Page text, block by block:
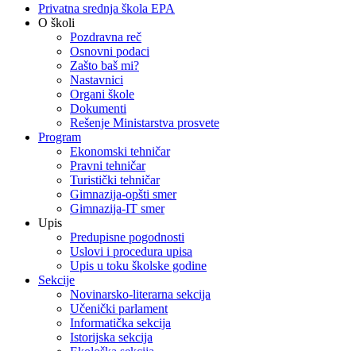
Privatna srednja škola EPA
O školi
Pozdravna reč
Osnovni podaci
Zašto baš mi?
Nastavnici
Organi škole
Dokumenti
Rešenje Ministarstva prosvete
Program
Ekonomski tehničar
Pravni tehničar
Turistički tehničar
Gimnazija-opšti smer
Gimnazija-IT smer
Upis
Predupisne pogodnosti
Uslovi i procedura upisa
Upis u toku školske godine
Sekcije
Novinarsko-literarna sekcija
Učenički parlament
Informatička sekcija
Istorijska sekcija